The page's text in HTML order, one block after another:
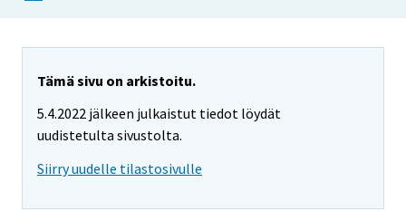
Tämä sivu on arkistoitu.
5.4.2022 jälkeen julkaistut tiedot löydät
uudistetulta sivustolta.
Siirry uudelle tilastosivulle